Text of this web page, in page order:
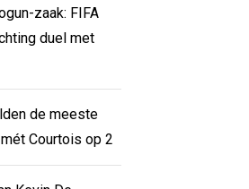
zaak: FIFA
duel met
de meeste
Courtois op 2